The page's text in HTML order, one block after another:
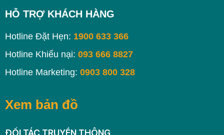
HỖ TRỢ KHÁCH HÀNG
Hotline Đặt Hẹn: 1900 633 366
Hotline Khiếu nại: 093 666 8827
Hotline Marketing: 0903 800 328
Xem bản đồ